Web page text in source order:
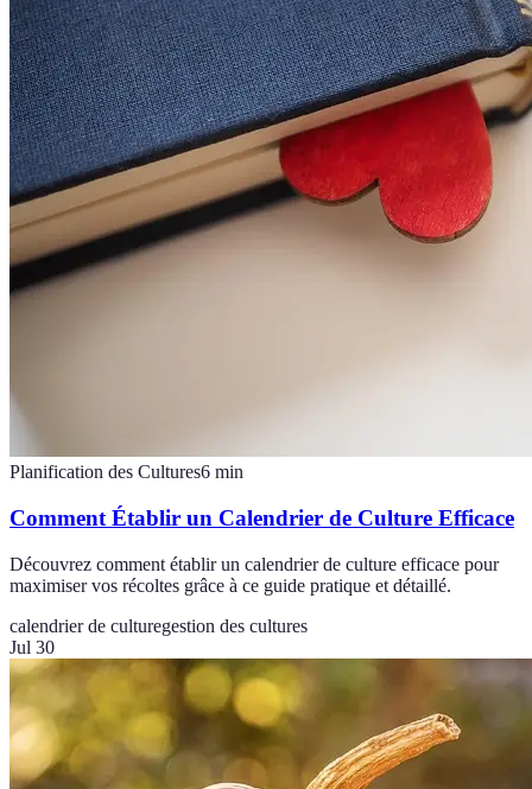
Planification des Cultures6 min
Comment Établir un Calendrier de Culture Efficace
Découvrez comment établir un calendrier de culture efficace pour
maximiser vos récoltes grâce à ce guide pratique et détaillé.
calendrier de culturegestion des cultures
Jul 30